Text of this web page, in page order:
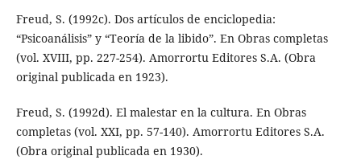
Freud, S. (1992c). Dos artículos de enciclopedia:
“Psicoanálisis” y “Teoría de la libido”. En Obras completas
(vol. XVIII, pp. 227-254). Amorrortu Editores S.A. (Obra
original publicada en 1923).
Freud, S. (1992d). El malestar en la cultura. En Obras
completas (vol. XXI, pp. 57-140). Amorrortu Editores S.A.
(Obra original publicada en 1930).